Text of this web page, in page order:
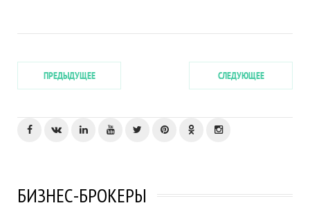
ПРЕДЫДУЩЕЕ СЛЕДУЮЩЕЕ
БИЗНЕС-БРОКЕРЫ